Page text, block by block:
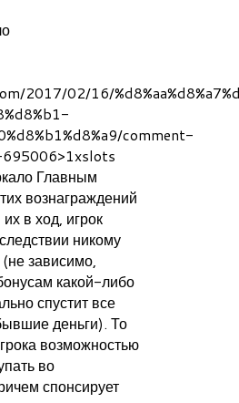
2017/02/16/
comment-
Главным
вознаграждений
в ход, игрок
никому
зависимо,
какой-либо
спустит все
деньги). То
возможностью
во
спонсирует